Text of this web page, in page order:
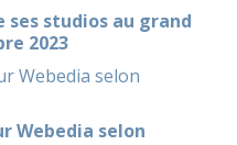
ses studios au grand
2023
Webedia selon